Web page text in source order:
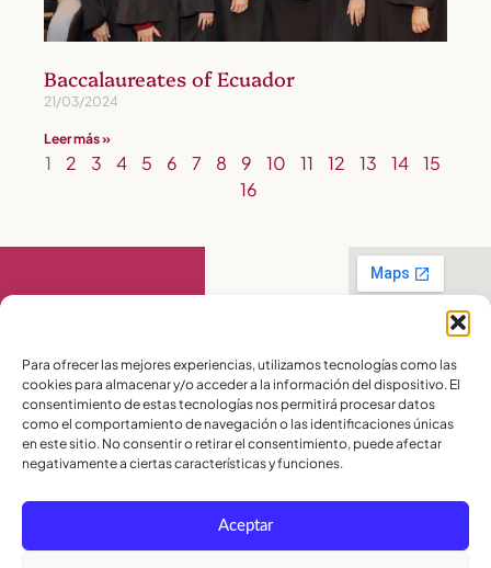
Para ofrecer las mejores experiencias, utilizamos tecnologías como las
cookies para almacenar y/o acceder a la información del dispositivo. El
consentimiento de estas tecnologías nos permitirá procesar datos
como el comportamiento de navegación o las identificaciones únicas
en este sitio. No consentir o retirar el consentimiento, puede afectar
negativamente a ciertas características y funciones.
Aceptar
Baccalaureates of Ecuador
21/03/2024
Leer más »
1 2 3 4 5 6 7 8 9 10 11 12 13 14
15
16
Contact Us
PBX:(04) 372 5220
Celular:099 016
2715
Celular:098 580
2370
admisiones@lamoderna.edu.ec
Km 2,5 Vía a
Samborondón.